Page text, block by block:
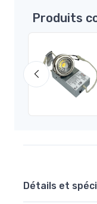
Produits
Détails et